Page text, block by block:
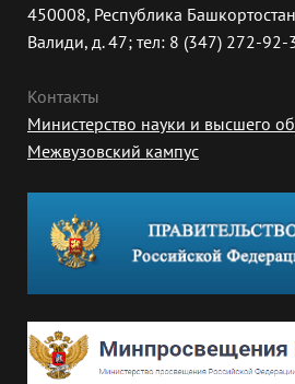
450008, Республика
Валиди, д. 47; тел: 8 (347) 272-92-
Контакты
Министерство науки и высшего
Межвузовский кампус